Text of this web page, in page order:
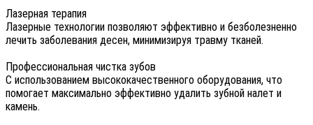
Лазерная терапия
Лазерные технологии позволяют эффективно и безболезненно
лечить заболевания десен, минимизируя травму тканей.
Профессиональная чистка зубов
С использованием высококачественного оборудования, что
помогает максимально эффективно удалить зубной налет и
камень.